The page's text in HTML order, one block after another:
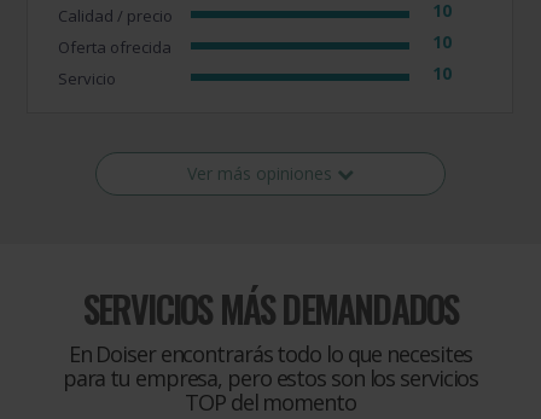
Calidad / precio 10
Oferta ofrecida 10
Servicio 10
Ver más opiniones
SERVICIOS MÁS DEMANDADOS
En Doiser encontrarás todo lo que necesites
para tu empresa, pero estos son los servicios
TOP del momento